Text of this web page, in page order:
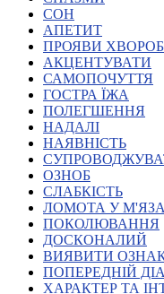
Реєстр
товариства
Підготовка
"Сервіс УТОГ"
Атестація
Безбар'єрність
Івано-
СОН
АПЕТИТ
ПРОЯВИ
АКЦЕНТУВАТИ
САМОПОЧУТТЯ
ГОСТРА ЇЖА
ПОЛЕГШЕННЯ
НАДАЛІ
НАЯВНІСТЬ
ОЗНОБ
СЛАБКІСТЬ
ЛОМОТА У
ПОКОЛЮВАННЯ
ДОСКОНАЛИЙ
ВИЯВИТИ
ПОПЕРЕДНІЙ
ХАРАКТЕР ТА